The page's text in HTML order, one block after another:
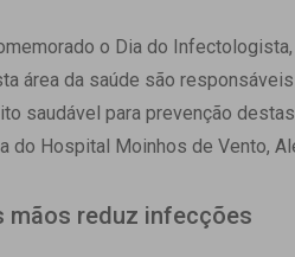
de Gestão
Portal Médico
o Dia do
área da saúde são
saudável para prevenção
do Hospital Moinhos de Vento,
mãos reduz infecções